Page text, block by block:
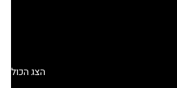
הצג הכול